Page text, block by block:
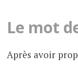
Le mot
Après avoir